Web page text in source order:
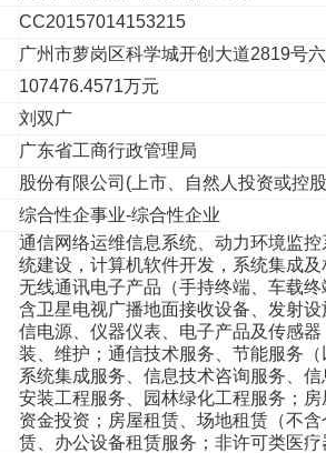
CC20157014153215
广州市萝岗区科学城开创大道2819号
107476.4571万元
刘双广
广东省工商行政管理局
股份有限公司(上市、自然人投资或控
综合性企事业-综合性企业
通信网络运维信息系统、动力环境监
统建设，计算机软件开发，系统集成
无线通讯电子产品（手持终端、车载
含卫星电视广播地面接收设备、发射
信电源、仪器仪表、电子产品及传感
装、维护；通信技术服务、节能服务
系统集成服务、信息技术咨询服务、
安装工程服务、园林绿化工程服务；
资金投资；房屋租赁、场地租赁（不
赁、办公设备租赁服务；非许可类医